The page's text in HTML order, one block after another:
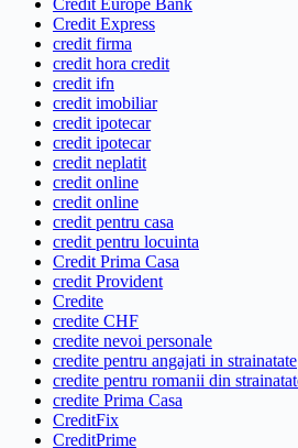
Credit Europe Bank
Credit Express
credit firma
credit hora credit
credit ifn
credit imobiliar
credit ipotecar
credit ipotecar
credit neplatit
credit online
credit online
credit pentru casa
credit pentru locuinta
Credit Prima Casa
credit Provident
Credite
credite CHF
credite nevoi personale
credite pentru angajati in strainatate
credite pentru romanii din
credite Prima Casa
CreditFix
CreditPrime